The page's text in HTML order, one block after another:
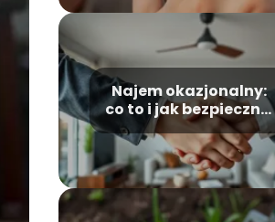
Najem okazjonalny:
co to i jak bezpiecznie
zawrzeć umowę?